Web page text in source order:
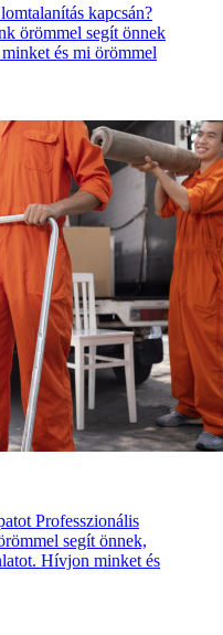
kapcsán?
örömmel segít önnek
és mi örömmel
Professzionális
segít önnek,
Hívjon minket és